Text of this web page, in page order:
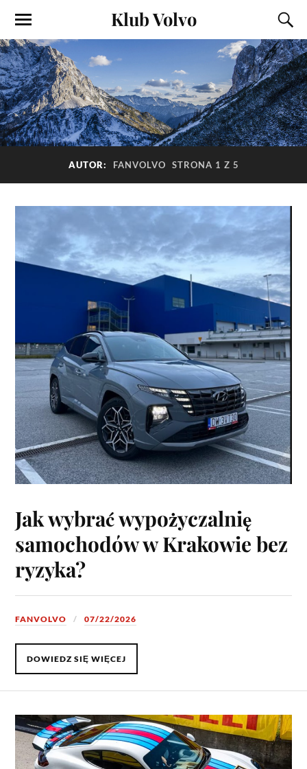
Klub Volvo
AUTOR: FANVOLVO STRONA 1 Z 5
Jak wybrać wypożyczalnię
samochodów w Krakowie bez
ryzyka?
FANVOLVO 07/22/2026
DOWIEDZ SIĘ WIĘCEJ